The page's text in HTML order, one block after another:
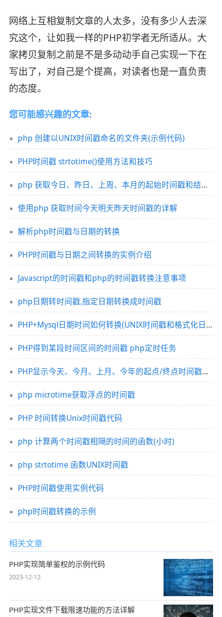
网络上互相复制文章的人太多，没有多少人去深
究这个，让如我一样的PHP初学者无所适从。大
家拷贝复制之前是不是多动动手自己实现一下在
写出了，对自己是个提高，对读者也是一直负责
的态度。
您可能感兴趣的文章:
php 创建以UNIX时间戳命名的文件夹(示例代码)
PHP时间戳 strtotime()使用方法和技巧
php 获取今日、昨日、上周、本月的起始时间戳和结束时间戳的方法
使用php 获取时间今天明天昨天时间戳的详解
解析php时间戳与日期的转换
PHP时间戳与日期之间转换的实例介绍
Javascript的时间戳和php的时间戳转换注意事项
php日期转时间戳,指定日期转换成时间戳
PHP+Mysql日期时间如何转换(UNIX时间戳和格式化日期)
PHP得到某段时间区间的时间戳 php定时任务
PHP显示今天、今月、上月、今年的起点/终点时间戳的代码
php microtime获取浮点的时间戳
PHP 时间转换Unix时间戳代码
php 计算两个时间戳相隔的时间的函数(小时)
php strtotime 函数UNIX时间戳
PHP时间戳使用实例代码
php时间戳转换的示例
相关文章
PHP实现简单鉴权的示例代码
2023-12-12
PHP实现文件下载限速功能的方法详解